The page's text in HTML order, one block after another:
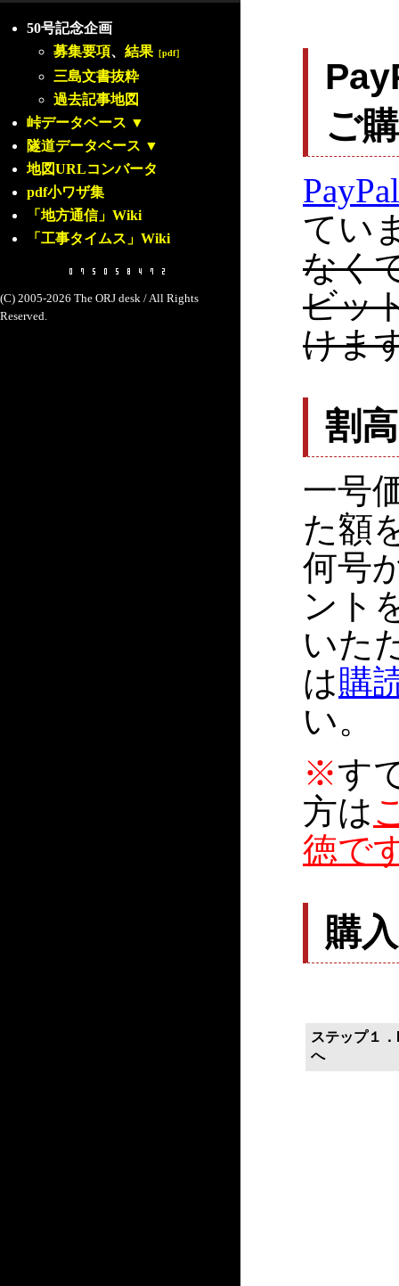
50号記念企画
募集要項、 結果 ［pdf］
三島文書抜粋
過去記事地図
峠データベース ▼
隧道データベース ▼
地図URLコンバータ
pdf小ワザ集
「地方通信」Wiki
「工事タイムス」Wiki
(C) 2005-2026 The ORJ desk / All Rights
Reserved.
ご
PayPal
てい
なく
ビッ
けま
割
一号
た額
何号
ント
いた
は購
い。
※す
方は
徳で
購
ステップ１
へ